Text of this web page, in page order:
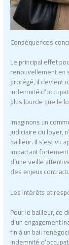
Conséquences
Le principal effet
renouvellement en
protégé, il devient
indemnité
plus lourde que le
Imaginons un
judiciaire du loyer,
bailleur. Il s’est vu
impactant
d’une veille
des enjeux
Les intérêts et
Pour le bailleur, ce
d’un engagement
fin à un bail
indemnité